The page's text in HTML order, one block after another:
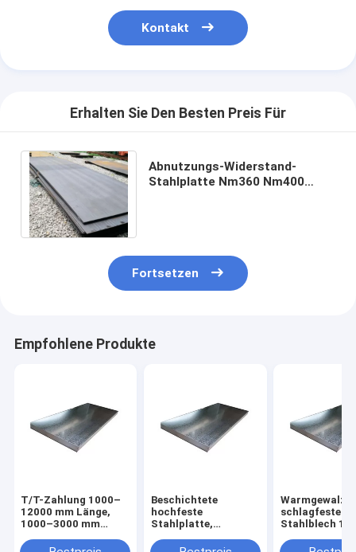
Kontakt
Erhalten Sie Den Besten Preis Für
Abnutzungs-Widerstand-
Stahlplatte Nm360 Nm400
Fortsetzen
Empfohlene Produkte
T/T-Zahlung 1000–
12000 mm Länge,
1000–3000 mm
chemikalienbeständige
Beschichtete
hochfeste
Stahlplatte,
1000–3000 mm
schlagfestes
Stahlblech